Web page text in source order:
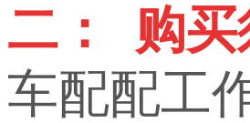
二： 购买
车配配工